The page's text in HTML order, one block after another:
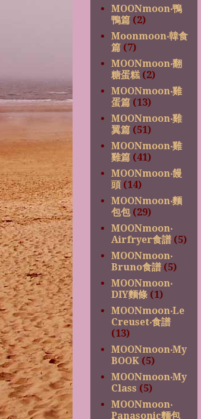
MOONmoon‧鴨
鴨篇 (2)
Moonmoon‧韓食
篇 (7)
MOONmoon‧翻
糖蛋糕 (2)
MOONmoon‧雞
蛋篇 (13)
MOONmoon‧雞
翼篇 (51)
MOONmoon‧雞
雞篇 (41)
MOONmoon‧饅
頭 (14)
MOONmoon‧麵
包包 (29)
MOONmoon‧
Airfryer食譜 (5)
MOONmoon‧
Bruno食譜 (5)
MOONmoon‧
DIY麵條 (1)
MOONmoon‧Le
Creuset‧食譜
(13)
MOONmoon‧My
BOOK (5)
MOONmoon‧My
Class (5)
MOONmoon‧
Panasonic麵包